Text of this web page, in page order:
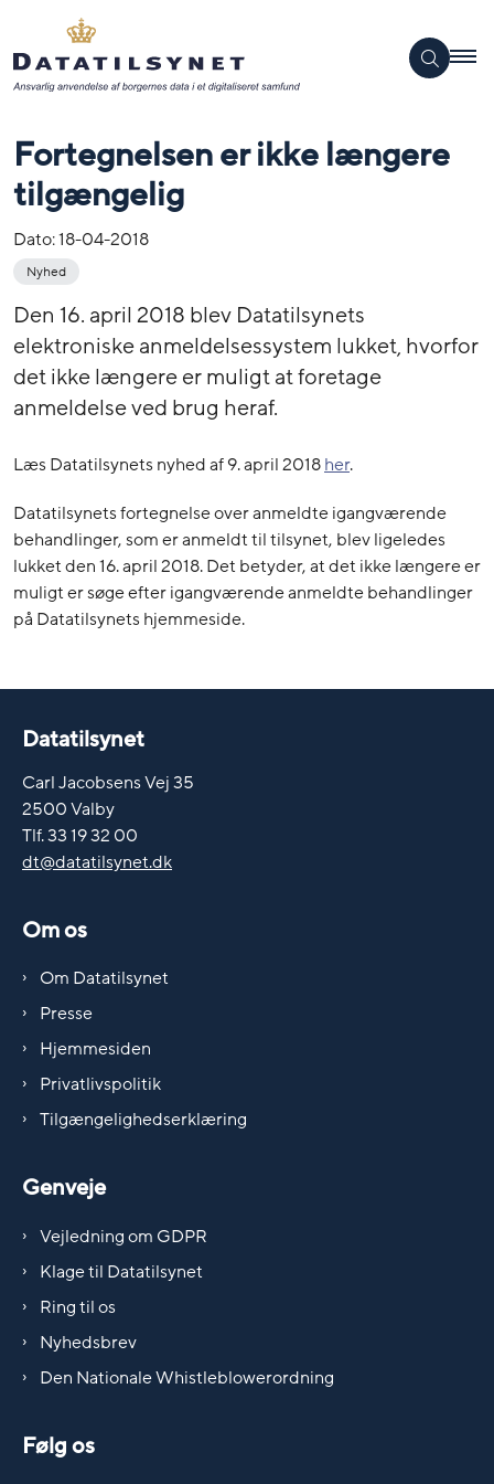
Fortegnelsen er ikke længere
tilgængelig
Dato:18-04-2018
Nyhed
Den 16. april 2018 blev Datatilsynets
elektroniske anmeldelsessystem lukket, hvorfor
det ikke længere er muligt at foretage
anmeldelse ved brug heraf.
Læs Datatilsynets nyhed af 9. april 2018her.
Datatilsynets fortegnelse over anmeldte igangværende
behandlinger, som er anmeldt til tilsynet, blev ligeledes
lukket den 16. april 2018. Det betyder, at det ikke længere er
muligt er søge efter igangværende anmeldte behandlinger
på Datatilsynets hjemmeside.
Datatilsynet
Carl Jacobsens Vej 35
2500 Valby
Tlf. 33 19 32 00
dt@datatilsynet.dk
Om os
Om Datatilsynet
Presse
Hjemmesiden
Privatlivspolitik
Tilgængelighedserklæring
Genveje
Vejledning om GDPR
Klage til Datatilsynet
Ring til os
Nyhedsbrev
Den Nationale Whistleblowerordning
Følg os